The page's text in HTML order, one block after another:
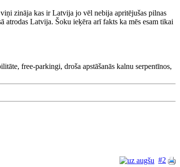
zināja kas ir Latvija jo vēl nebija apritējušas pilnas
atrodas Latvija. Šoku ieķēra arī fakts ka mēs esam tikai
free-parkingi, droša apstāšanās kalnu serpentīnos,
#2